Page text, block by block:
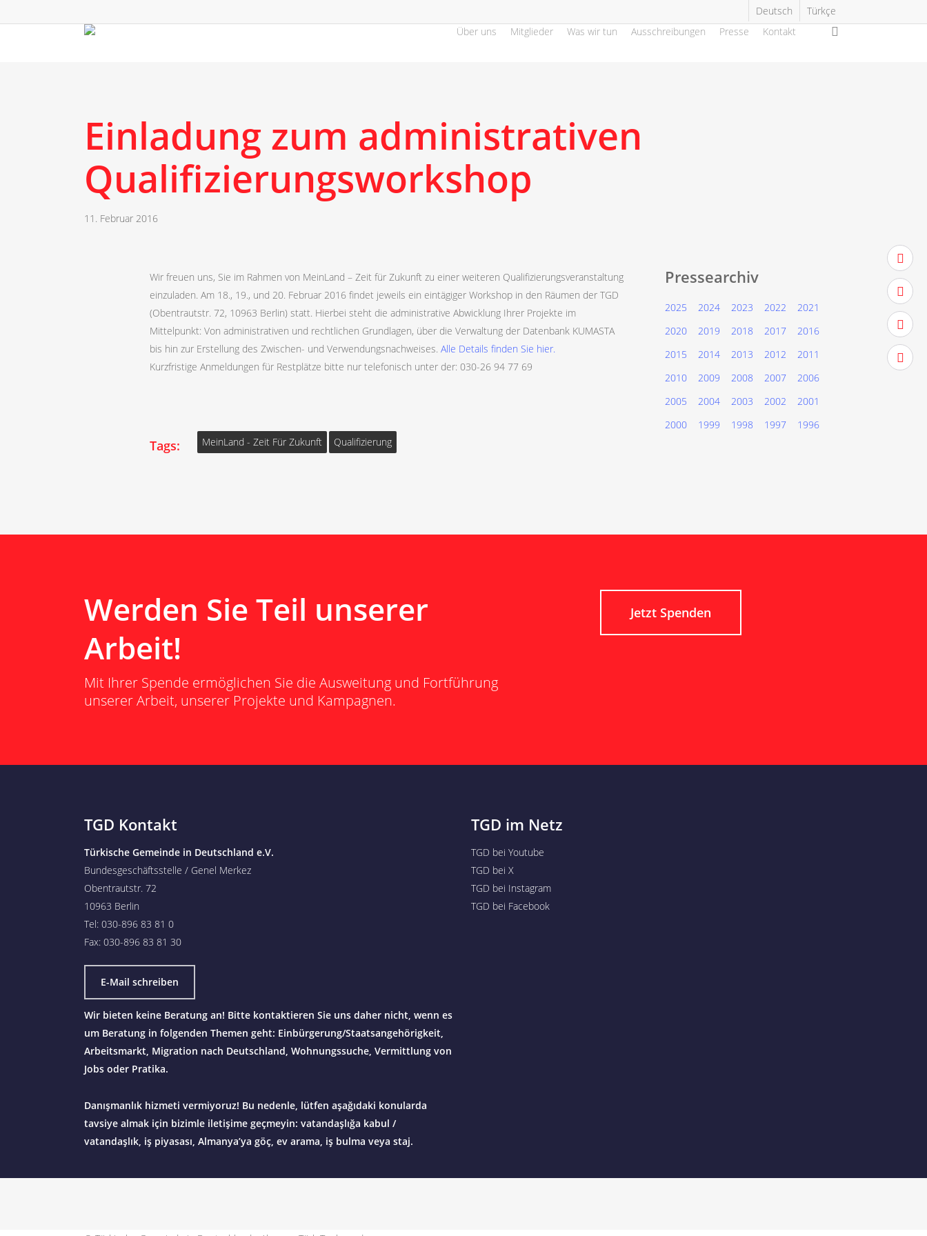
to
twitter
Deutsch
Türkçe
Über uns
Mitglieder Was wir tun Ausschreibungen Presse Kontakt
Einladung zum administrativen
Qualifizierungsworkshop
11. Februar 2016
Wir freuen uns, Sie im Rahmen von MeinLand – Zeit für Zukunft zu einer weiteren Qualifizierungsveranstaltung
einzuladen. Am 18., 19., und 20. Februar 2016 findet jeweils ein eintägiger Workshop in den Räumen der TGD
(Obentrautstr. 72, 10963 Berlin) statt. Hierbei steht die administrative Abwicklung Ihrer Projekte im
Mittelpunkt: Von administrativen und rechtlichen Grundlagen, über die Verwaltung der Datenbank KUMASTA
bis hin zur Erstellung des Zwischen- und Verwendungsnachweises. Alle Details finden Sie hier.
Kurzfristige Anmeldungen für Restplätze bitte nur telefonisch unter der: 030-26 94 77 69
Tags: MeinLand - Zeit Für Zukunft Qualifizierung
Pressearchiv
2025 2024 2023 2022
2021
2020
2019 2018 2017
2016
2015
2014 2013 2012
2011
2010
2009 2008 2007
2006
2005
2004 2003 2002
2001
2000
1999 1998 1997 1996
Werden Sie Teil unserer
Arbeit!
Mit Ihrer Spende ermöglichen Sie die Ausweitung und Fortführung
unserer Arbeit, unserer Projekte und Kampagnen.
Jetzt Spenden
TGD Kontakt
Türkische Gemeinde in Deutschland e.V.
Bundesgeschäftsstelle / Genel Merkez
Obentrautstr. 72
10963 Berlin
Tel: 030-896 83 81 0
Fax: 030-896 83 81 30
E-Mail schreiben
Wir bieten keine Beratung an! Bitte kontaktieren Sie uns daher nicht, wenn es
um Beratung in folgenden Themen geht: Einbürgerung/Staatsangehörigkeit,
Arbeitsmarkt, Migration nach Deutschland, Wohnungssuche, Vermittlung von
Jobs oder Pratika.
Danışmanlık hizmeti vermiyoruz! Bu nedenle, lütfen aşağıdaki konularda
tavsiye almak için bizimle iletişime geçmeyin: vatandaşlığa kabul /
vatandaşlık, iş piyasası, Almanya’ya göç, ev arama, iş bulma veya staj.
TGD im Netz
TGD bei Youtube
TGD bei X
TGD bei Instagram
TGD bei Facebook